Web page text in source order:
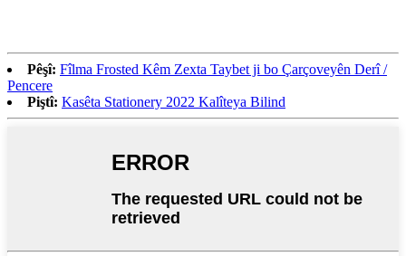
Pêşî: Fîlma Frosted Kêm Zexta Taybet ji bo Çarçoveyên Derî /
Pencere
Piştî: Kasêta Stationery 2022 Kalîteya Bilind